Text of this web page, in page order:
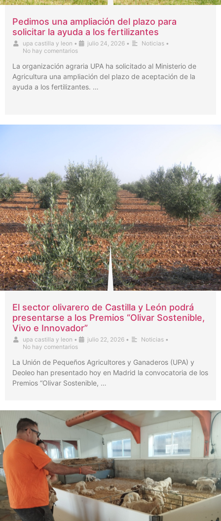
Pedimos una ampliación del plazo para
solicitar la ayuda a los fertilizantes
upa castilla y leon • julio 24, 2026 • Noticias •
No hay comentarios
La organización agraria UPA ha solicitado al Ministerio de
Agricultura una ampliación del plazo de aceptación de la
ayuda a los fertilizantes. …
El sector olivarero de Castilla y León podrá
presentarse a los Premios “Olivar Sostenible,
Vivo e Innovador”
upa castilla y leon • julio 22, 2026 • Noticias •
No hay comentarios
La Unión de Pequeños Agricultores y Ganaderos (UPA) y
Deoleo han presentado hoy en Madrid la convocatoria de los
Premios “Olivar Sostenible, …